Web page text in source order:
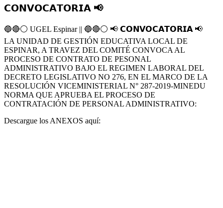
𝗖𝗢𝗡𝗩𝗢𝗖𝗔𝗧𝗢𝗥𝗜𝗔 📢
🔵🔴⚪️ UGEL Espinar || 🔵🔴⚪ 📢 𝗖𝗢𝗡𝗩𝗢𝗖𝗔𝗧𝗢𝗥𝗜𝗔 📢
LA UNIDAD DE GESTIÓN EDUCATIVA LOCAL DE
ESPINAR, A TRAVEZ DEL COMITÉ CONVOCA AL
PROCESO DE CONTRATO DE PESONAL
ADMINISTRATIVO BAJO EL REGIMEN LABORAL DEL
DECRETO LEGISLATIVO NO 276, EN EL MARCO DE LA
RESOLUCIÓN VICEMINISTERIAL N° 287-2019-MINEDU
NORMA QUE APRUEBA EL PROCESO DE
CONTRATACIÓN DE PERSONAL ADMINISTRATIVO:
Descargue los ANEXOS aquí: